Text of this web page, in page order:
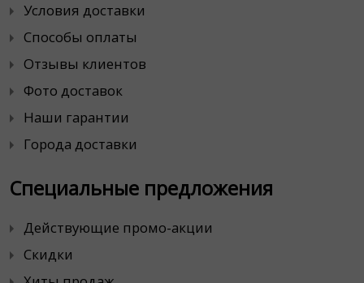
Условия доставки
Способы оплаты
Отзывы клиентов
Фото доставок
Наши гарантии
Города доставки
Специальные предложения
Действующие промо-акции
Скидки